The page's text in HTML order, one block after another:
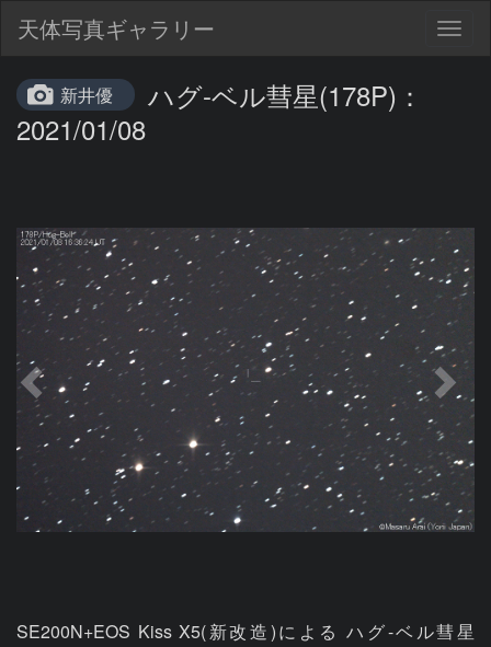
天体写真ギャラリー
新井優
ハグ-ベル彗星(178P)：
2021/01/08
SE200N+EOS Kiss X5(新改造)による ハグ-ベル彗星